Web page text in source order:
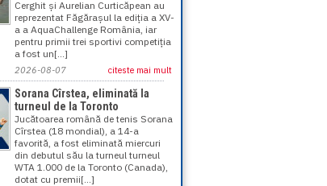
Cerghit și Aurelian Curticăpean au
reprezentat Făgărașul la ediția a XV-
a a AquaChallenge România, iar
pentru primii trei sportivi competiția
a fost un[...]
2026-08-07 citeste mai mult
Sorana Cîrstea, eliminată la
turneul de la Toronto
Jucătoarea română de tenis Sorana
Cîrstea (18 mondial), a 14-a
favorită, a fost eliminată miercuri
din debutul său la turneul turneul
WTA 1.000 de la Toronto (Canada),
dotat cu premii[...]